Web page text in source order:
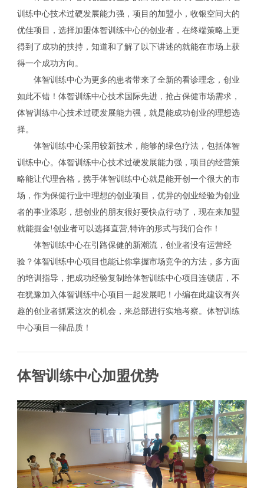
训练中心技术过硬发展能力强，项目的加盟小，收银空间大的
优佳项目，选择加盟体智训练中心的创业者，在终端策略上更
得到了成功的扶持，知道和了解了以下讲述的就能在市场上获
得一个成功方向。
体智训练中心为更多的患者带来了全新的看诊理念，创业
如此不错！体智训练中心技术国际先进，抢占保健市场需求，
体智训练中心技术过硬发展能力强，就是能成功创业的理想选
择。
体智训练中心采用较新技术，能够的绿色疗法，包括体智
训练中心。体智训练中心技术过硬发展能力强，项目的经营策
略能让代理合格，携手体智训练中心就是能开创一个很大的市
场，作为保健行业中理想的创业项目，优异的创业经验为创业
者的事业添彩，想创业的朋友很好要快点行动了，现在来加盟
就能掘金!创业者可以选择直营,特许的形式与我们合作！
体智训练中心在引路保健的新潮流，创业者没有运营经
验？体智训练中心项目也能让你掌握市场竞争的方法，多方面
的培训指导，把成功经验复制给体智训练中心项目连锁店，不
在犹豫加入体智训练中心项目一起发展吧！小编在此建议有兴
趣的创业者抓紧这次的机会，来总部进行实地考察。体智训练
中心项目一律品质！
体智训练中心加盟优势